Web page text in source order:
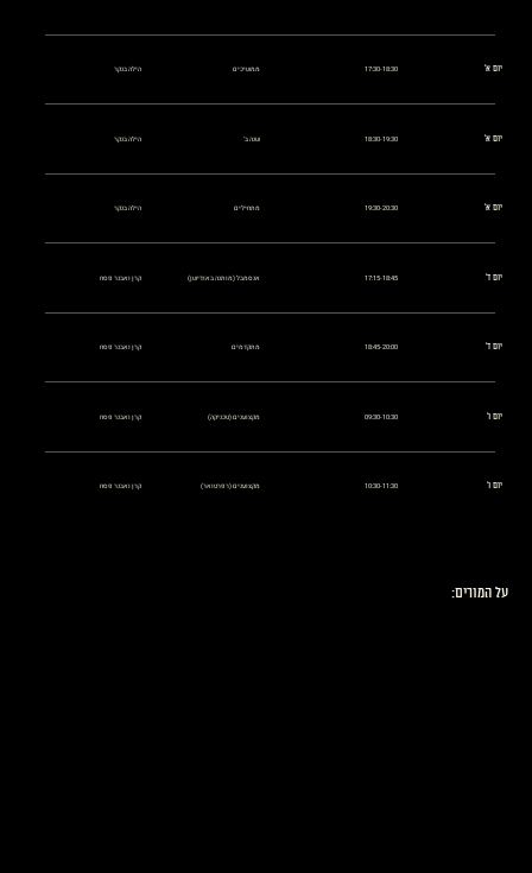
יום א' 17:30-18:30 ממשיכים הילה בנקר
יום א' 18:30-19:30 שנה ב' הילה בנקר
יום א' 19:30-20:30 מתחילים הילה בנקר
יום ד' 17:15-18:45 אנסמבל (מותנה באודישן) קרן ואבנר פסח
יום ד' 18:45-20:00 מתקדמים קרן ואבנר פסח
יום ו' 09:30-10:30 מקצוענים (טכניקה) קרן ואבנר פסח
יום ו' 10:30-11:30 מקצוענים (רפרטואר) קרן ואבנר פסח
על המורים: